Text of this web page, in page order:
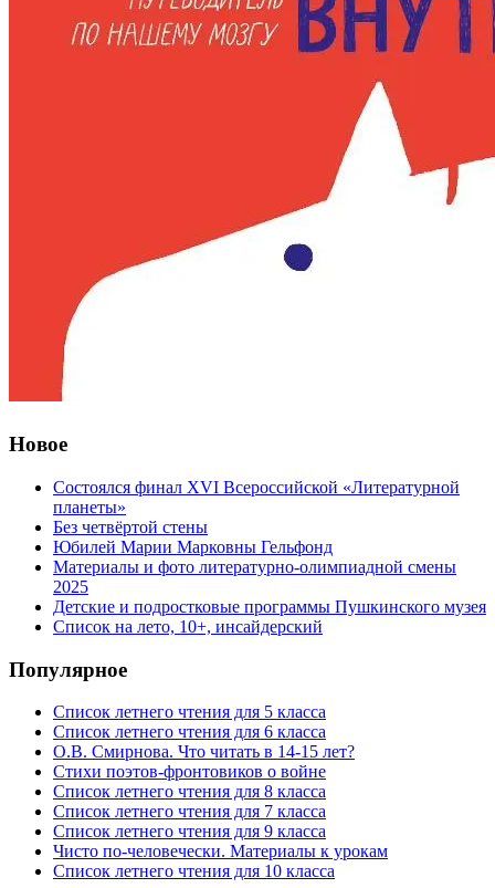
Новое
Состоялся финал XVI Всероссийской «Литературной
планеты»
Без четвёртой стены
Юбилей Марии Марковны Гельфонд
Материалы и фото литературно-олимпиадной смены
2025
Детские и подростковые программы Пушкинского музея
Список на лето, 10+, инсайдерский
Популярное
Список летнего чтения для 5 класса
Список летнего чтения для 6 класса
О.В. Смирнова. Что читать в 14-15 лет?
Стихи поэтов-фронтовиков о войне
Список летнего чтения для 8 класса
Список летнего чтения для 7 класса
Список летнего чтения для 9 класса
Чисто по-человечески. Материалы к урокам
Список летнего чтения для 10 класса